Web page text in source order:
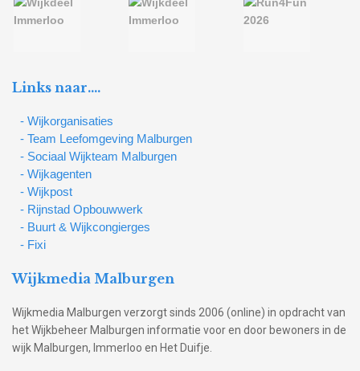
Links naar….
- Wijkorganisaties
- Team Leefomgeving Malburgen
- Sociaal Wijkteam Malburgen
- Wijkagenten
- Wijkpost
- Rijnstad Opbouwwerk
- Buurt & Wijkcongierges
- Fixi
Wijkmedia Malburgen
Wijkmedia Malburgen verzorgt sinds 2006 (online) in opdracht van
het Wijkbeheer Malburgen informatie voor en door bewoners in de
wijk Malburgen, Immerloo en Het Duifje.